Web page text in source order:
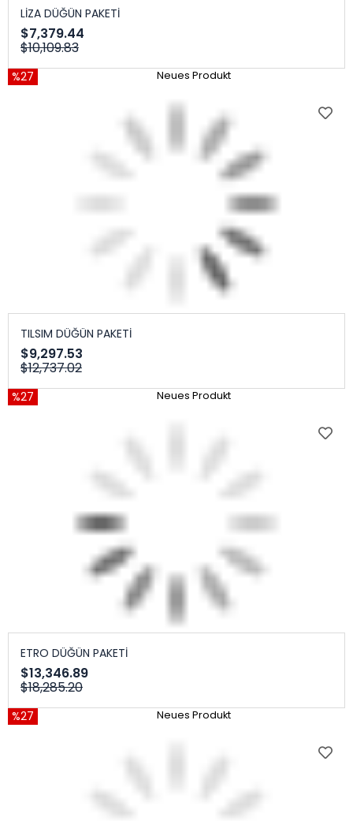
LİZA DÜĞÜN PAKETİ
$7,379.44
$10,109.83
%27 Neues Produkt
TILSIM DÜĞÜN PAKETİ
$9,297.53
$12,737.02
%27 Neues Produkt
ETRO DÜĞÜN PAKETİ
$13,346.89
$18,285.20
%27 Neues Produkt